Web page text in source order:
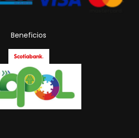
Beneficios